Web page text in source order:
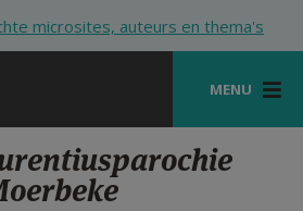
microsites, auteurs en thema's
MENU